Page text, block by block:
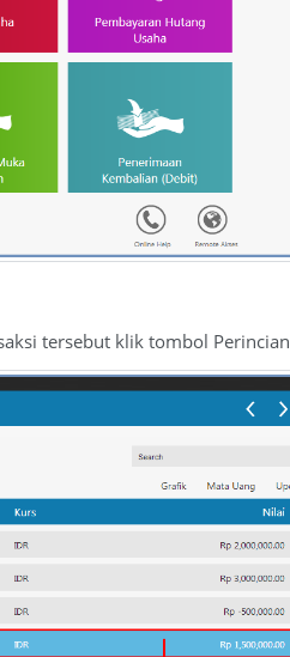
tersebut klik tombol Perincian